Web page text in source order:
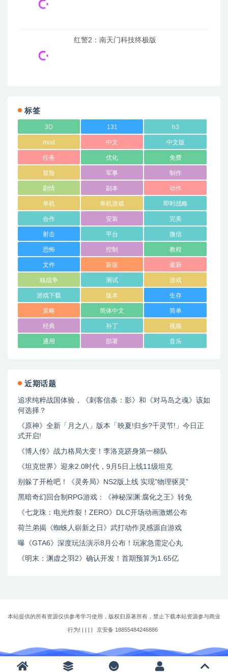
红警2：南天门科技终极版
标签
3D 131 h3
mod 中文 中文版
任务 优化 免费
冒险 军事 制作
剧情 副本 动作
单机 单机游戏 即时战略
合作 安装 完美
射击 平台 微信
恐怖 控制 教程
文件 新版 最新
核战争 测试 游戏
游戏下载 版本 生存
策略 简体中文 简单
经典 补丁 视频
通用 部署 音乐
近期话题
追求纯粹战国体验，《刺客信条：影》和《对马岛之魂》该如
何选择？
《原神》全新「月之八」版本「映夏!归乡?千灵节!」今日正
式开启!
《博人传》战力格局大变！李洛克跻身第一梯队
《坦克世界》迎来2.0时代，9月5日上线11级坦克
别躲了开枪吧！《灵务局》NS2版上线 实现”物理驱灵”
黑暗奇幻回合制RPG游戏：《神秘深渊:腐化之王》转免
《七龙珠：电光炸裂！ZERO》DLC开场动画激燃公布
荷兰弟揭《蜘蛛人崭新之日》武打动作灵感源自游戏
曝《GTA6》深度玩法演示8月公布！玩家急需定心丸
《明末：渊虚之羽2》确认开发！首期预算为1.65亿
本站提供的所有资源仅供参考学习使用，版权归原著所有，禁止下载本站资源参与商业
行为! | | | | 京安备 18855484246886